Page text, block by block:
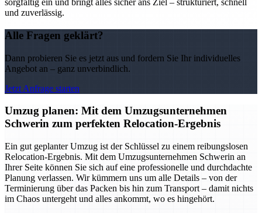
sorgfältig ein und bringt alles sicher ans Ziel – strukturiert, schnell
und zuverlässig.
Alle Fragen geklärt?
Dann probieren Sie es jetzt aus und fordern Sie Ihr individuelles
Angebot an – ganz unverbindlich.
Jetzt Anfrage starten
Umzug planen: Mit dem Umzugsunternehmen
Schwerin zum perfekten Relocation-Ergebnis
Ein gut geplanter Umzug ist der Schlüssel zu einem reibungslosen
Relocation-Ergebnis. Mit dem Umzugsunternehmen Schwerin an
Ihrer Seite können Sie sich auf eine professionelle und durchdachte
Planung verlassen. Wir kümmern uns um alle Details – von der
Terminierung über das Packen bis hin zum Transport – damit nichts
im Chaos untergeht und alles ankommt, wo es hingehört.